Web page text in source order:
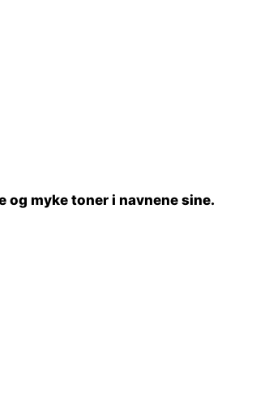
og myke toner i navnene sine.